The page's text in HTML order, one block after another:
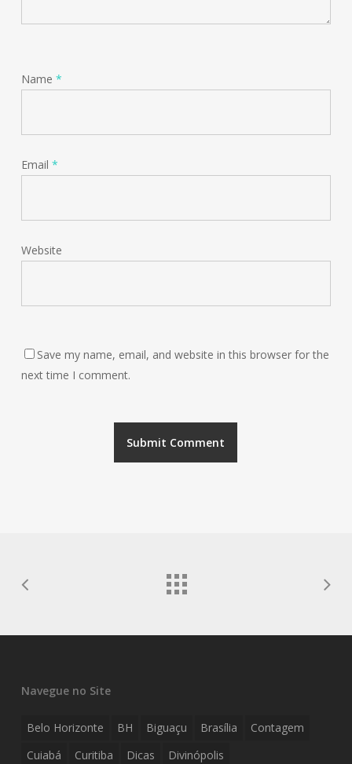
Name *
Email *
Website
Save my name, email, and website in this browser for the
next time I comment.
Navegue no Site
Belo Horizonte BH Biguaçu Brasília
Contagem
Cuiabá
Curitiba Dicas
Divinópolis